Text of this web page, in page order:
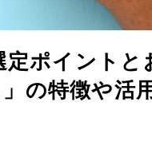
定ポイントと
の特徴や活